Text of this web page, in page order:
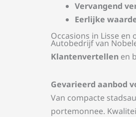
Vervangend
Eerlijke
Occasions in Lisse en
Autobedrijf van
Klantenvertellen en
Gevarieerd aanbod
Van compacte
portemonnee.